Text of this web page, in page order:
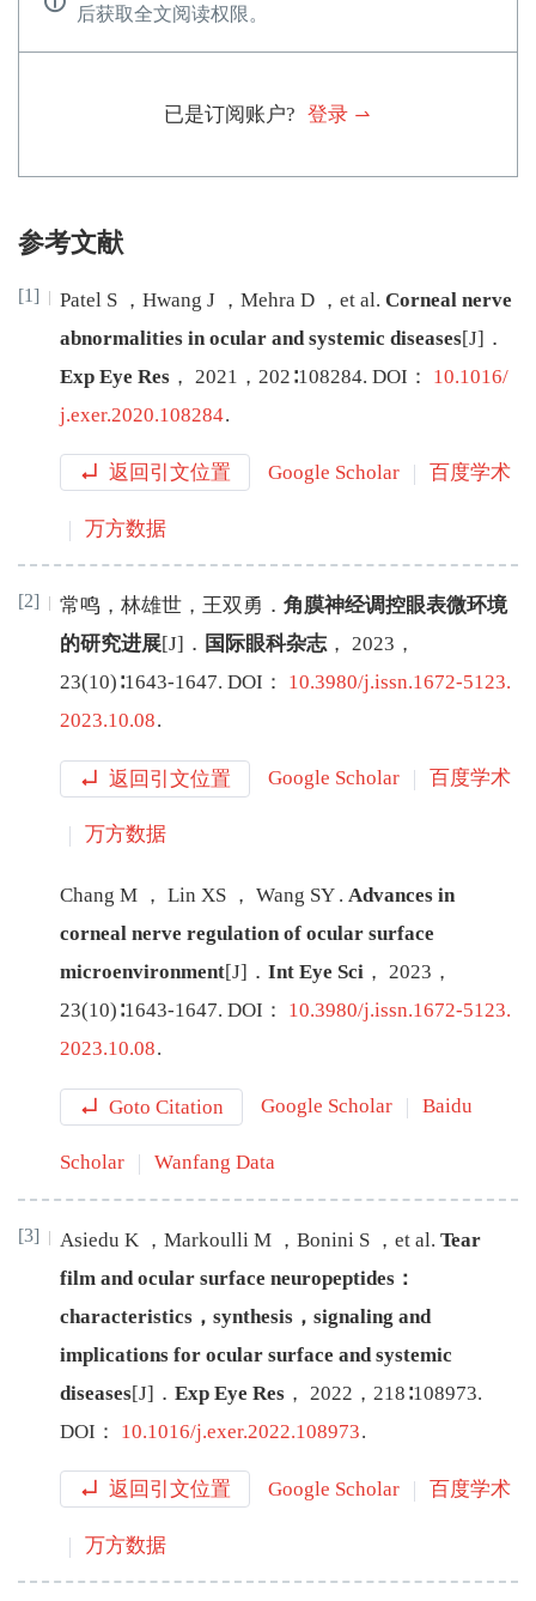
后获取全文阅读权限。
已是订阅账户? 登录
参考文献
[1] Patel S ， Hwang J ， Mehra D ， et al. Corneal nerve
abnormalities in ocular and systemic diseases[J] ．
Exp Eye Res ， 2021 ， 202 ∶108284. DOI： 10.1016/
j.exer.2020.108284.
返回引文位置 Google Scholar 百度学术
万方数据
[2] 常鸣 ， 林雄世 ， 王双勇 ． 角膜神经调控眼表微环境
的研究进展[J] ． 国际眼科杂志， 2023 ，
23(10)∶1643-1647. DOI： 10.3980/j.issn.1672-5123.
2023.10.08.
返回引文位置 Google Scholar 百度学术
万方数据
Chang M ， Lin XS ， Wang SY . Advances in
corneal nerve regulation of ocular surface
microenvironment[J] ． Int Eye Sci ， 2023 ，
23(10)∶1643-1647. DOI： 10.3980/j.issn.1672-5123.
2023.10.08.
Goto Citation Google Scholar Baidu
Scholar Wanfang Data
[3] Asiedu K ， Markoulli M ， Bonini S ， et al. Tear
film and ocular surface neuropeptides：
characteristics，synthesis，signaling and
implications for ocular surface and systemic
diseases[J] ． Exp Eye Res ， 2022 ， 218 ∶108973.
DOI： 10.1016/j.exer.2022.108973.
返回引文位置 Google Scholar 百度学术
万方数据